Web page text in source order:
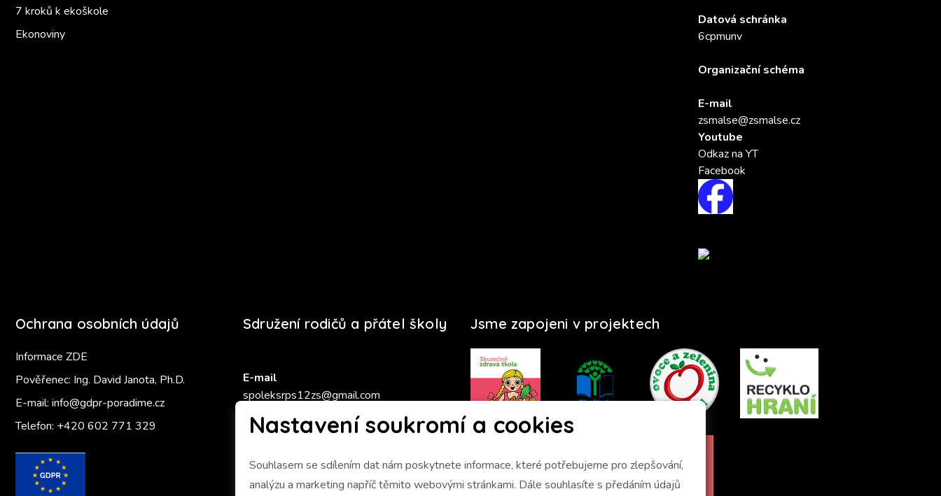
Nastavení soukromí a cookies
Souhlasem se sdílením dat nám poskytnete informace, které potřebujeme pro zlepšování,
analýzu a marketing napříč těmito webovými stránkami. Dále souhlasíte s předáním údajů
7 kroků k ekoškole
Ekonoviny
Datová schránka
6cpmunv
Organizační schéma
E-mail
zsmalse@zsmalse.cz
Youtube
Odkaz na YT
Facebook
Ochrana osobních údajů
Informace ZDE
Pověřenec: Ing. David Janota, Ph.D.
E-mail: info@gdpr-poradime.cz
Telefon: +420 602 771 329
Sdružení rodičů a přátel školy
E-mail
spoleksrps12zs@gmail.com
Zlatý Ámos 2025/2026
Jsme zapojeni v projektech